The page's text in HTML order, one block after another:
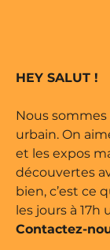
par
HEY SALUT !
Nous
urbain. On
et les expos
découvertes
bien, c’est ce
les jours à
Contactez-